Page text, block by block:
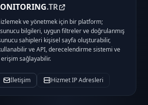
.TR
izlemek ve yönetmek için bir platform;
sunucu bilgileri, uygun filtreler ve doğrulanmış
sahipleri kişisel sayfa oluşturabilir,
ve API, derecelendirme sistemi ve
sağlayabilir.
İletişim Hizmet IP Adresleri